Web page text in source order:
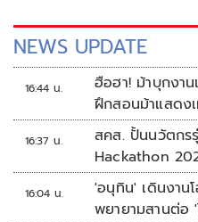
NEWS UPDATE
16:44 น.
ฮือฮา! ม้าบุกงา
ฝึกสอนม้าแสดง
16:37 น.
สคส. ปั้นนวัตกร
Hackathon
for all’ สู่โซลูชั
ใช้ได้จริง
16:04 น.
'อนุทิน' เดินงาน
พยายามสานต่อ